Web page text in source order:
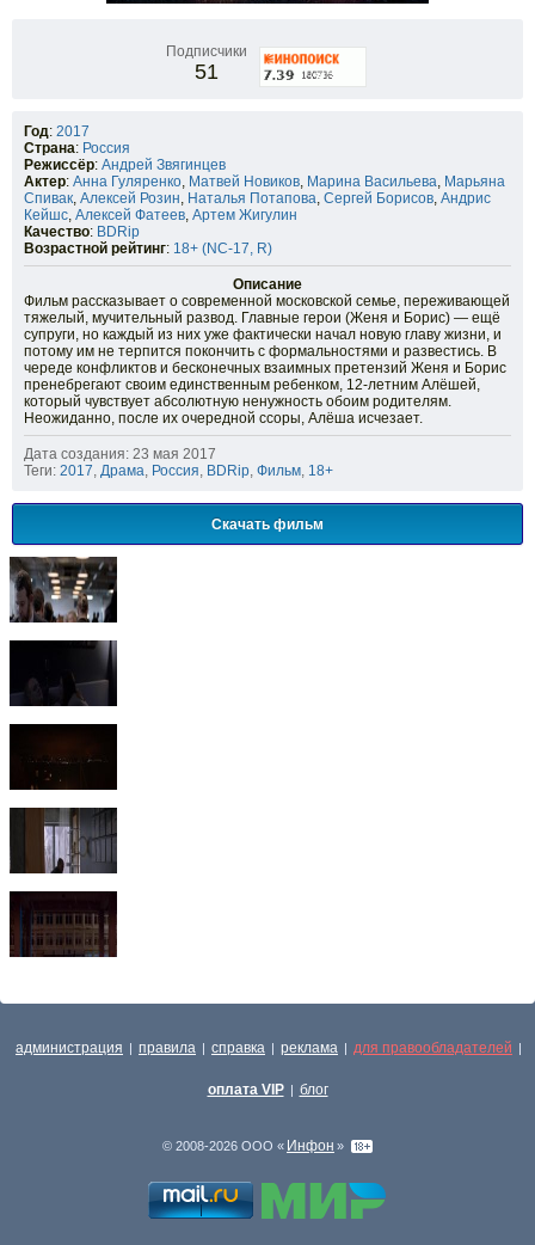
Подписчики
51
Год: 2017
Страна: Россия
Режиссёр: Андрей Звягинцев
Актер: Анна Гуляренко, Матвей Новиков, Марина Васильева, Марьяна
Спивак, Алексей Розин, Наталья Потапова, Сергей Борисов, Андрис
Кейшс, Алексей Фатеев, Артем Жигулин
Качество: BDRip
Возрастной рейтинг: 18+ (NC-17, R)
Описание
Фильм рассказывает о современной московской семье, переживающей
тяжелый, мучительный развод. Главные герои (Женя и Борис) — ещё
супруги, но каждый из них уже фактически начал новую главу жизни, и
потому им не терпится покончить с формальностями и развестись. В
череде конфликтов и бесконечных взаимных претензий Женя и Борис
пренебрегают своим единственным ребенком, 12-летним Алёшей,
который чувствует абсолютную ненужность обоим родителям.
Неожиданно, после их очередной ссоры, Алёша исчезает.
Дата создания: 23 мая 2017
Теги: 2017, Драма, Россия, BDRip, Фильм, 18+
Скачать фильм
администрация | правила | справка | реклама | для правообладателей |
оплата VIP | блог
© 2008-2026 ООО « Инфон »